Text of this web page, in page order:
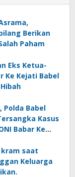
Berikan
Paham
Eks Ketua-
Ke Kejati Babel
Polda Babel
Kasus
Babar Ke
saat